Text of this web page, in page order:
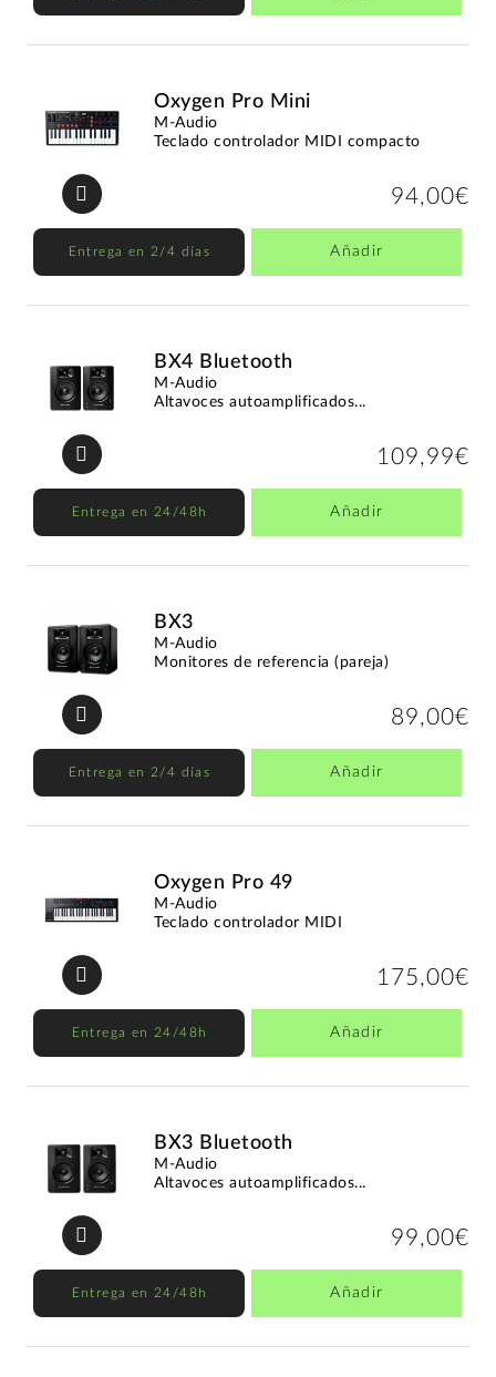
Oxygen Pro Mini
M-Audio
Teclado controlador MIDI compacto
94,00€
Entrega en 2/4 días Añadir
BX4 Bluetooth
M-Audio
Altavoces autoamplificados...
109,99€
Entrega en 24/48h Añadir
BX3
M-Audio
Monitores de referencia (pareja)
89,00€
Entrega en 2/4 días Añadir
Oxygen Pro 49
M-Audio
Teclado controlador MIDI
175,00€
Entrega en 24/48h Añadir
BX3 Bluetooth
M-Audio
Altavoces autoamplificados...
99,00€
Entrega en 24/48h Añadir